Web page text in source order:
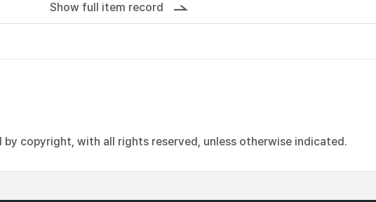
Show full item record
by copyright, with all rights reserved, unless otherwise indicated.